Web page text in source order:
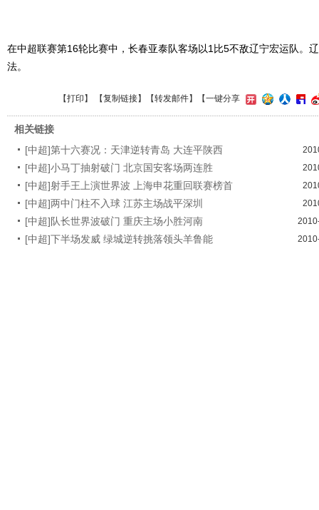
在中超联赛第16轮比赛中，长春亚泰队客场以1比5不敌辽宁宏运队。
法。
【打印 】 【复制链接】【转发邮件】 【一键分享
相关链接
[中超]第十六赛况：天津逆转青岛 大连平陕西
[中超]小马丁抽射破门 北京国安客场两连胜
[中超]射手王上演世界波 上海申花重回联赛榜首
[中超]两中门柱不入球 江苏主场战平深圳
[中超]队长世界波破门 重庆主场小胜河南
[中超]下半场发威 绿城逆转挑落领头羊鲁能